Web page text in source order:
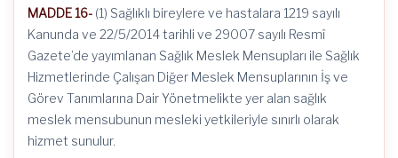
MADDE 16- (1) Sağlıklı bireylere ve hastalara 1219 sayılı
Kanunda ve 22/5/2014 tarihli ve 29007 sayılı Resmî
Gazete’de yayımlanan Sağlık Meslek Mensupları ile Sağlık
Hizmetlerinde Çalışan Diğer Meslek Mensuplarının İş ve
Görev Tanımlarına Dair Yönetmelikte yer alan sağlık
meslek mensubunun mesleki yetkileriyle sınırlı olarak
hizmet sunulur.